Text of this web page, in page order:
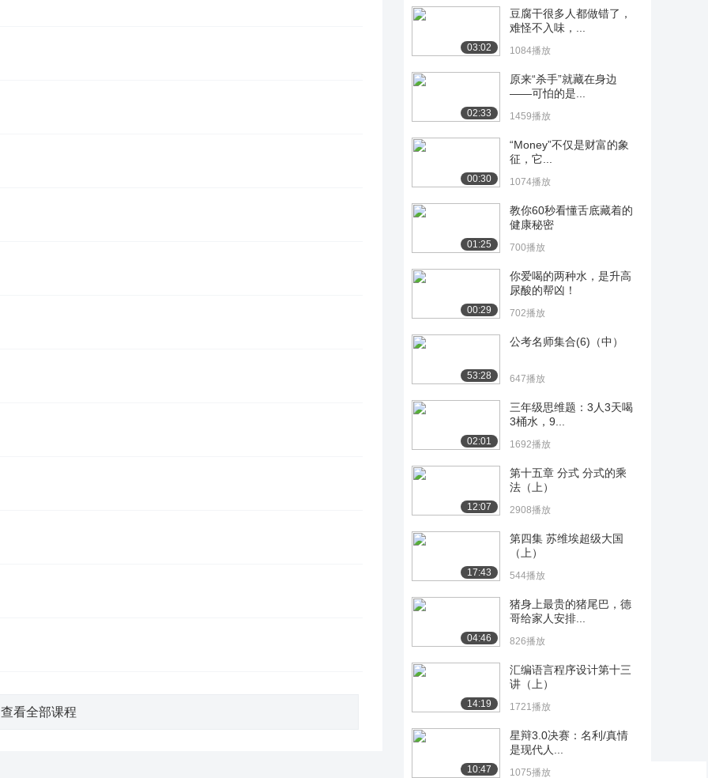
查看全部课程
03:02
豆腐干很多人都做错了，
难怪不入味，...
1084播放
02:33
原来“杀手”就藏在身边
——可怕的是...
1459播放
00:30
“Money”不仅是财富的象
征，它...
1074播放
01:25
教你60秒看懂舌底藏着的
健康秘密
700播放
00:29
你爱喝的两种水，是升高
尿酸的帮凶！
702播放
53:28
公考名师集合(6)（中）
647播放
02:01
三年级思维题：3人3天喝
3桶水，9...
1692播放
12:07
第十五章 分式 分式的乘
法（上）
2908播放
17:43
第四集 苏维埃超级大国
（上）
544播放
04:46
猪身上最贵的猪尾巴，德
哥给家人安排...
826播放
14:19
汇编语言程序设计第十三
讲（上）
1721播放
10:47
星辩3.0决赛：名利/真情
是现代人...
1075播放